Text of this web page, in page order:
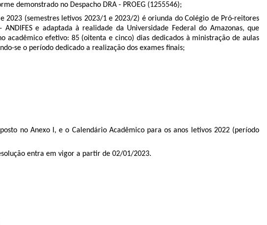
demonstrado no Despacho DRA - PROEG (1255546);
2023 (semestres letivos 2023/1 e 2023/2) é oriunda do Colégio de Pró-reitores
e adaptada à realidade da Universidade Federal do Amazonas, que
efetivo: 85 (oitenta e cinco) dias dedicados à ministração de aulas
se o período dedicado a realização dos exames finais;
no Anexo I, e o Calendário Acadêmico para os anos letivos 2022 (período
entra em vigor a partir de 02/01/2023.